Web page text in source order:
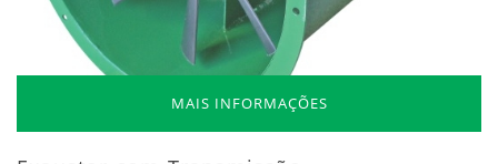
MAIS INFORMAÇÕES